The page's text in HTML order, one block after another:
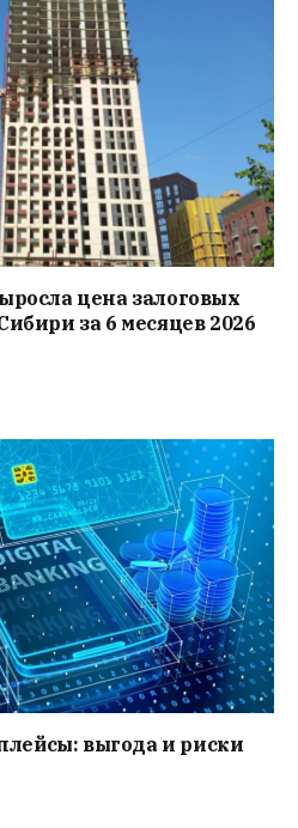
цена залоговых
за 6 месяцев 2026
выгода и риски